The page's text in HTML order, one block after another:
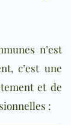
n’est
c’est une
et de
: